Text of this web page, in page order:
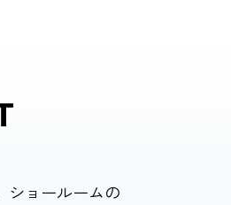
ショールームの